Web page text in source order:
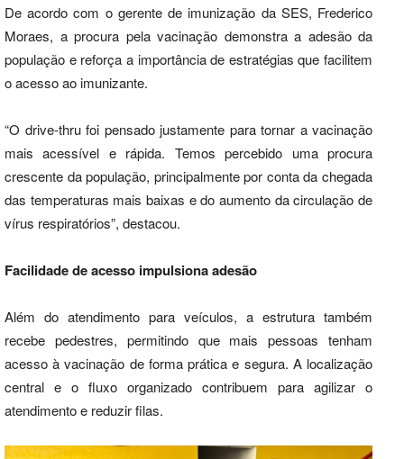
De acordo com o gerente de imunização da SES, Frederico
Moraes, a procura pela vacinação demonstra a adesão da
população e reforça a importância de estratégias que facilitem
o acesso ao imunizante.
“O drive-thru foi pensado justamente para tornar a vacinação
mais acessível e rápida. Temos percebido uma procura
crescente da população, principalmente por conta da chegada
das temperaturas mais baixas e do aumento da circulação de
vírus respiratórios”, destacou.
Facilidade de acesso impulsiona adesão
Além do atendimento para veículos, a estrutura também
recebe pedestres, permitindo que mais pessoas tenham
acesso à vacinação de forma prática e segura. A localização
central e o fluxo organizado contribuem para agilizar o
atendimento e reduzir filas.